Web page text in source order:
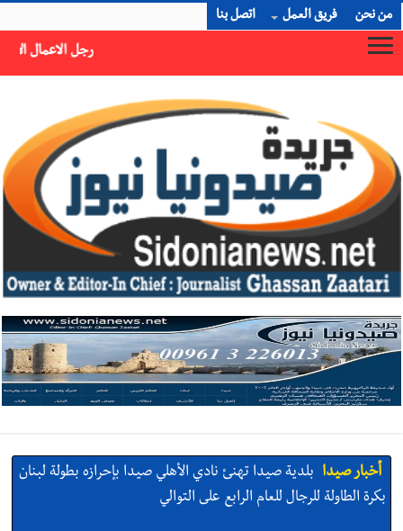
من نحن فريق العمل اتصل بنا
رجل الاعمال الاماراتي خلف الحبتور : 112 شهيداً شُيّعوا في ‫غزة‬ بعد أن بقوا تحت الأنقاض منذ عام 2023: أيُعقل أن يبقى الشعب الفلسطيني يعيش كل هذا الألم؟ وإلى متى تستمر هذه المعاناة التي تمزق القلوب والضمائر؟
أخبار صيدا بلدية صيدا تهنئ نادي الأهلي صيدا بإحرازه بطولة لبنان
بكرة الطاولة للرجال للعام الرابع على التوالي